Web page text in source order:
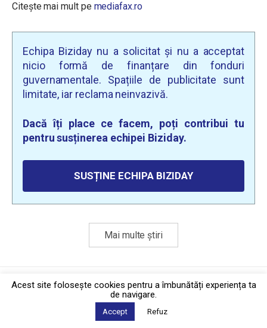
Citește mai mult pe mediafax.ro
Echipa Biziday nu a solicitat și nu a acceptat
nicio formă de finanțare din fonduri
guvernamentale. Spațiile de publicitate sunt
limitate, iar reclama neinvazivă.
Dacă îți place ce facem, poți contribui tu
pentru susținerea echipei Biziday.
SUSȚINE ECHIPA BIZIDAY
Mai multe știri
Politica de confidențialitate·Contact
2026 © Biziday
Acest site foloseşte cookies pentru a îmbunătăți experiența ta
de navigare.
Accept Refuz